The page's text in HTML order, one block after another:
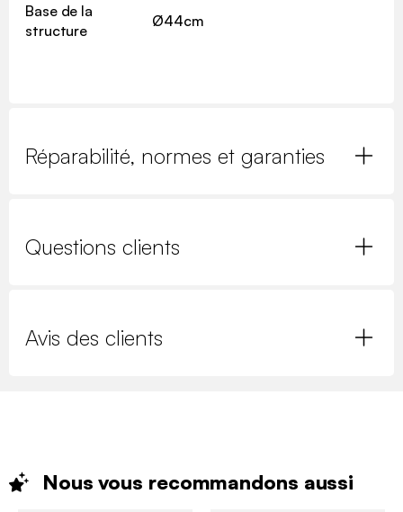
Base de la
structure
Ø44cm
Réparabilité, normes et garanties
Questions clients
Avis des clients
Nous vous recommandons aussi